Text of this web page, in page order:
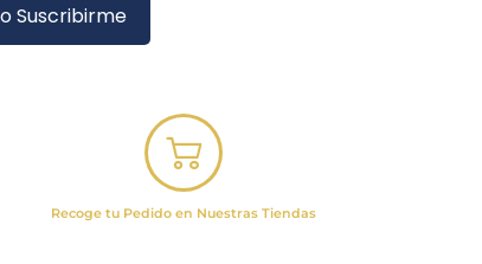
Suscribirme
Recoge tu Pedido en Nuestras Tiendas